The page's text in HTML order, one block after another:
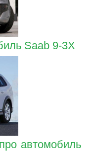
Saab 9-3X
автомобиль